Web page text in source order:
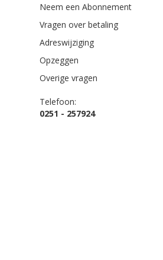
Neem een Abonnement
Vragen over betaling
Adreswijziging
Opzeggen
Overige vragen
Telefoon:
0251 - 257924